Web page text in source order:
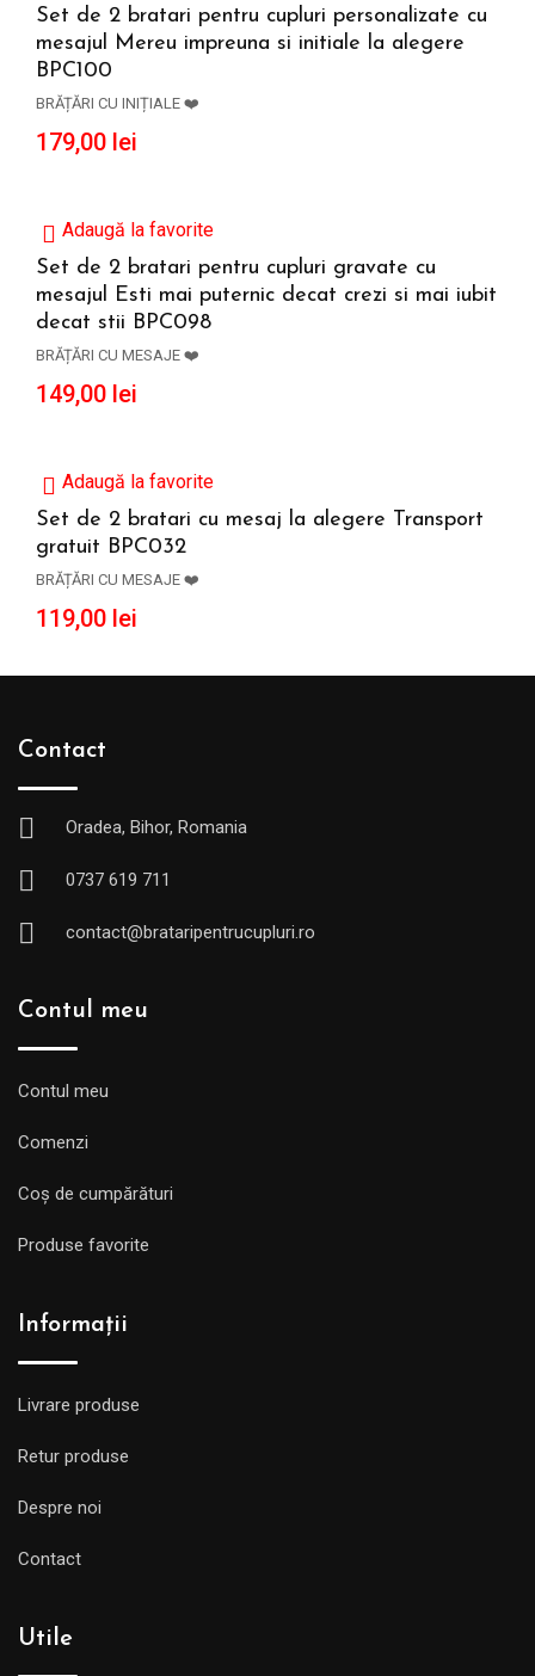
Set de 2 bratari pentru cupluri personalizate cu
mesajul Mereu impreuna si initiale la alegere
BPC100
BRĂȚĂRI CU INIȚIALE ❤️
179,00 lei
Adaugă la favorite
ADAUGĂ ÎN COȘ
Set de 2 bratari pentru cupluri gravate cu
mesajul Esti mai puternic decat crezi si mai iubit
decat stii BPC098
BRĂȚĂRI CU MESAJE ❤️
149,00 lei
Adaugă la favorite
Set de 2 bratari cu mesaj la alegere Transport
gratuit BPC032
BRĂȚĂRI CU MESAJE ❤️
119,00 lei
Contact
Oradea, Bihor, Romania
0737 619 711
contact@brataripentrucupluri.ro
Contul meu
Contul meu
Comenzi
Coș de cumpărături
Produse favorite
Informații
Livrare produse
Retur produse
Despre noi
Contact
Utile